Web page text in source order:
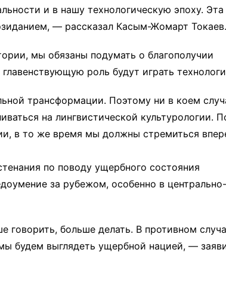
и в нашу технологическую эпоху. Эта
— рассказал Касым-Жомарт Токаев.
мы обязаны подумать о благополучии
роль будут играть
трансформации. Поэтому ни в коем
на лингвистической культурологии.
в то же время мы должны стремиться
по поводу ущербного состояния
за рубежом, особенно в центрально-
говорить, больше делать. В противном
будем выглядеть ущербной нацией, —